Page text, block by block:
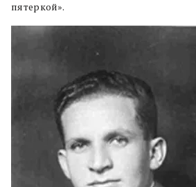
пятеркой».